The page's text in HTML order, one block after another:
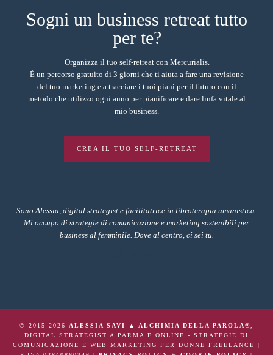
Sogni un business retreat tutto
per te?
Organizza il tuo self-retreat con Mercurialis.
È un percorso gratuito di 3 giorni che ti aiuta a fare una revisione
del tuo marketing e a tracciare i tuoi piani per il futuro con il
metodo che utilizzo ogni anno per pianificare e dare linfa vitale al
mio business.
CREA IL TUO SELF-RETREAT
Sono Alessia, digital strategist e facilitatrice in libroterapia umanistica.
Mi occupo di strategie di comunicazione e marketing sostenibili per
business al femminile. Dove al centro, ci sei tu.
© 2015-2026 ALESSIA SAVI ▲ ALCHIMIA DELLA PAROLA®,
DIGITAL STRATEGIST A PARMA E ONLINE - STRATEGIE DI
COMUNICAZIONE E WEB MARKETING PER DONNE FREELANCE |